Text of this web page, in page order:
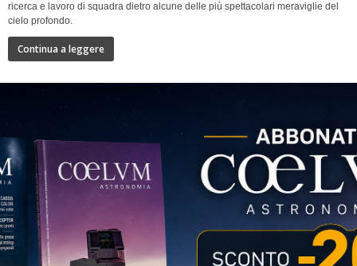
ricerca e lavoro di squadra dietro alcune delle più spettacolari meraviglie del
cielo profondo.
Continua a leggere